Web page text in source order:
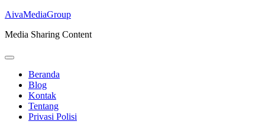
AivaMediaGroup
Media Sharing Content
Beranda
Blog
Kontak
Tentang
Privasi Polisi